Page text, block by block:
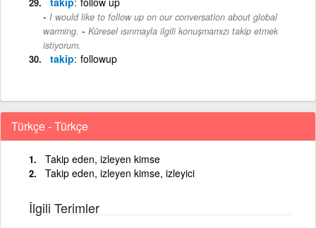
I would like to follow up on our conversation about global
warming. - Küresel ısınmayla ilgili konuşmamızı takip etmek
istiyorum.
takip followup
Türkçe - Türkçe
Takip eden, izleyen kimse
Takip eden, izleyen kimse, izleyici
İlgili Terimler